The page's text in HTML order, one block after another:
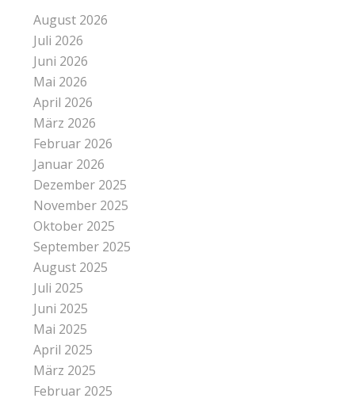
August 2026
Juli 2026
Juni 2026
Mai 2026
April 2026
März 2026
Februar 2026
Januar 2026
Dezember 2025
November 2025
Oktober 2025
September 2025
August 2025
Juli 2025
Juni 2025
Mai 2025
April 2025
März 2025
Februar 2025